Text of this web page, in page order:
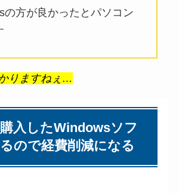
の方が良かったとパソコン
りますねぇ…
入したWindowsソフ
ので経費削減になる